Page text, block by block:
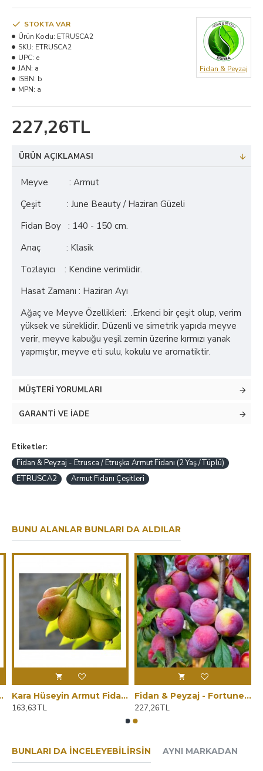
227,26TL
STOKTA VAR
Ürün Kodu: ETRUSCA2
SKU: ETRUSCA2
UPC: e
JAN: a
ISBN: b
MPN: a
Fidan & Peyzaj
ÜRÜN AÇIKLAMASI
Meyve : Armut
Çeşit : June Beauty / Haziran Güzeli
Fidan Boy : 140 - 150 cm.
Anaç : Klasik
Tozlayıcı : Kendine verimlidir.
Hasat Zamanı : Haziran Ayı
Ağaç ve Meyve Özellikleri: .Erkenci bir çeşit olup, verim
yüksek ve süreklidir. Düzenli ve simetrik yapıda meyve
verir, meyve kabuğu yeşil zemin üzerine kırmızı yanak
yapmıştır, meyve eti sulu, kokulu ve aromatiktir.
MÜŞTERI YORUMLARI
GARANTI VE İADE
Etiketler:
Fidan & Peyzaj - Etrusca / Etruşka Armut Fidanı (2 Yaş /Tüplü)
ETRUSCA2
Armut Fidanı Çeşitleri
BUNU ALANLAR BUNLARI DA ALDILAR
Çeşit / Tüplü)
Kara Hüseyin Armut Fidanı (140 - 150 cm. Boyda / Erkenci / Tüplü / Seçkin Çeşit)
163,63TL
Fidan & Peyzaj - Fortune Erik Fidanı (2 Yaş / Tüplü / Aşılı)
227,26TL
BUNLARI DA İNCELEYEBILIRSIN AYNI MARKADAN